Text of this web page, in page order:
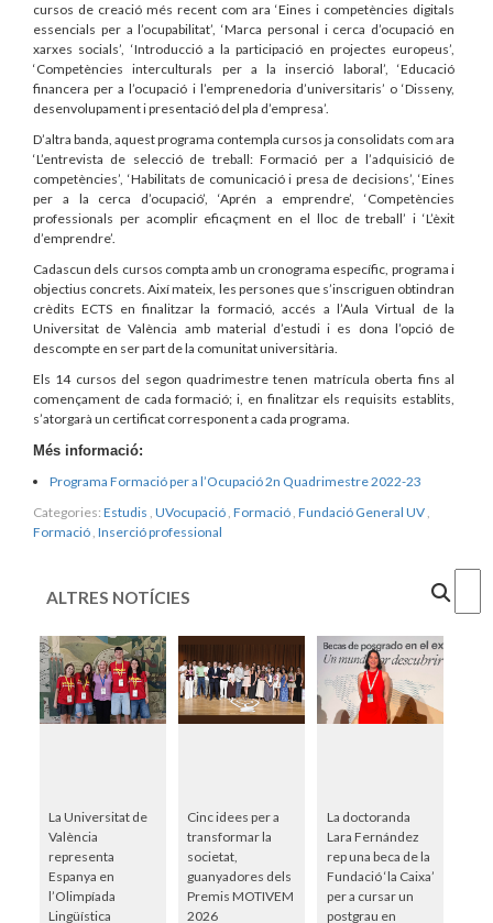
cursos de creació més recent com ara ‘Eines i competències digitals
essencials per a l’ocupabilitat’, ‘Marca personal i cerca d’ocupació en
xarxes socials’, ‘Introducció a la participació en projectes europeus’,
‘Competències interculturals per a la inserció laboral’, ‘Educació
financera per a l’ocupació i l’emprenedoria d’universitaris’ o ‘Disseny,
desenvolupament i presentació del pla d’empresa’.
D’altra banda, aquest programa contempla cursos ja consolidats com ara
‘L’entrevista de selecció de treball: Formació per a l’adquisició de
competències’, ‘Habilitats de comunicació i presa de decisions’, ‘Eines
per a la cerca d’ocupació’, ‘Aprén a emprendre’, ‘Competències
professionals per acomplir eficaçment en el lloc de treball’ i ‘L’èxit
d’emprendre’.
Cadascun dels cursos compta amb un cronograma específic, programa i
objectius concrets. Així mateix, les persones que s’inscriguen obtindran
crèdits ECTS en finalitzar la formació, accés a l’Aula Virtual de la
Universitat de València amb material d’estudi i es dona l’opció de
descompte en ser part de la comunitat universitària.
Els 14 cursos del segon quadrimestre tenen matrícula oberta fins al
començament de cada formació; i, en finalitzar els requisits establits,
s’atorgarà un certificat corresponent a cada programa.
Més informació:
Programa Formació per a l’Ocupació 2n Quadrimestre 2022-23
Categories: Estudis , UVocupació, Formació, Fundació General UV,
Formació, Inserció professional
ALTRES NOTÍCIES
La Universitat de
València
representa
Espanya en
l’Olimpíada
Lingüística
Cinc idees per a
transformar la
societat,
guanyadores dels
Premis MOTIVEM
2026
La doctoranda
Lara Fernández
rep una beca de la
Fundació ‘la Caixa’
per a cursar un
postgrau en